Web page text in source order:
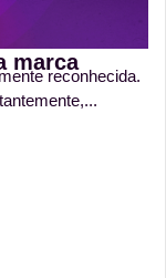
marca
reconhecida.